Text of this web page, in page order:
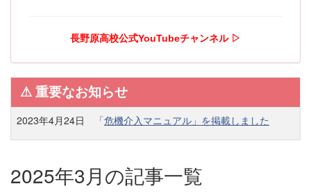
長野原高校公式YouTubeチャンネル ▷
⚠︎ 重要なお知らせ
2023年4月24日 「危機介入マニュアル」を掲載しました
2025年3月の記事一覧